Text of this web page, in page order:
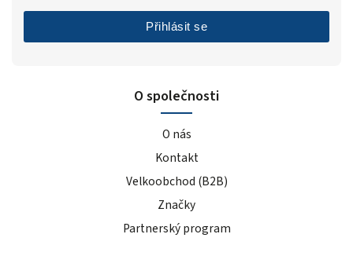
O společnosti
O nás
Kontakt
Velkoobchod (B2B)
Značky
Partnerský program
Přihlásit se